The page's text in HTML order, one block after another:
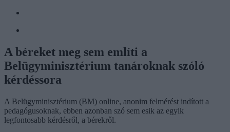
A béreket meg sem említi a
Belügyminisztérium tanároknak szóló
kérdéssora
A Belügyminisztérium (BM) online, anonim felmérést indított a
pedagógusoknak, ebben azonban szó sem esik az egyik
legfontosabb kérdésről, a bérekről.